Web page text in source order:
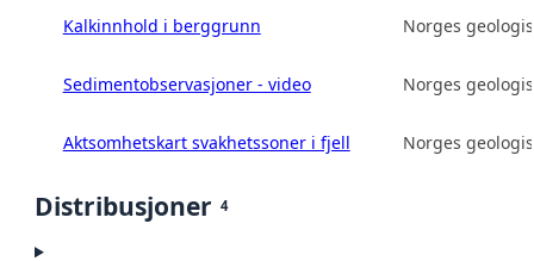
Kalkinnhold i berggrunn Norges
Sedimentobservasjoner - video Norges
Aktsomhetskart svakhetssoner i fjell Norges
Distribusjoner 4